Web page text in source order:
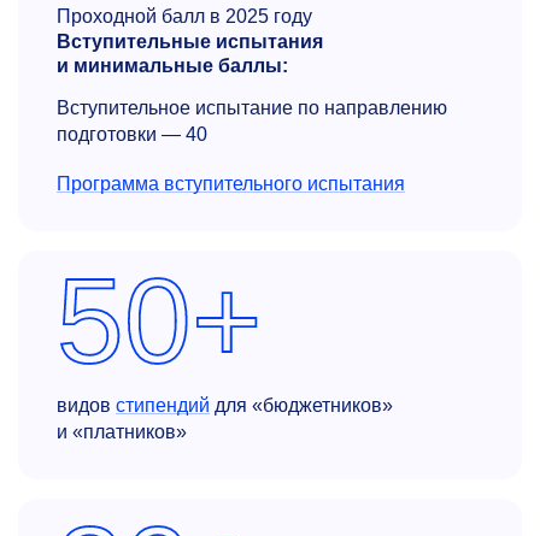
Проходной балл в 2025 году
Вступительные испытания
и минимальные баллы:
Вступительное испытание по направлению
подготовки — 40
Программа вступительного испытания
50+
видов стипендий для «бюджетников»
и «платников»